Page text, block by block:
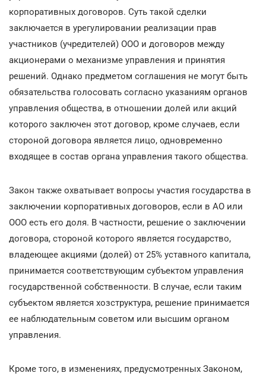
корпоративных договоров. Суть такой сделки
заключается в урегулировании реализации прав
участников (учредителей) ООО и договоров между
акционерами о механизме управления и принятия
решений. Однако предметом соглашения не могут быть
обязательства голосовать согласно указаниям органов
управления общества, в отношении долей или акций
которого заключен этот договор, кроме случаев, если
стороной договора является лицо, одновременно
входящее в состав органа управления такого общества.
Закон также охватывает вопросы участия государства в
заключении корпоративных договоров, если в АО или
ООО есть его доля. В частности, решение о заключении
договора, стороной которого является государство,
владеющее акциями (долей) от 25% уставного капитала,
принимается соответствующим субъектом управления
государственной собственности. В случае, если таким
субъектом является хозструктура, решение принимается
ее наблюдательным советом или высшим органом
управления.
Кроме того, в изменениях, предусмотренных Законом,